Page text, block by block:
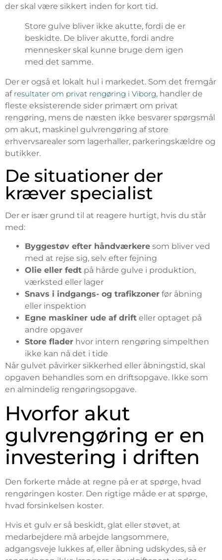
der skal være sikkert inden for kort tid.
Store gulve bliver ikke akutte, fordi de er
beskidte. De bliver akutte, fordi andre
mennesker skal kunne bruge dem igen
med det samme.
Der er også et lokalt hul i markedet. Som det fremgår
af resultater om privat rengøring i Viborg, handler de
fleste eksisterende sider primært om privat
rengøring, mens de næsten ikke besvarer spørgsmål
om akut, maskinel gulvrengøring af store
erhvervsarealer som lagerhaller, parkeringskældre og
butikker.
De situationer der
kræver specialist
Der er især grund til at reagere hurtigt, hvis du står
med:
Byggestøv efter håndværkere som bliver ved
med at rejse sig, selv efter fejning
Olie eller fedt på hårde gulve i produktion,
værksted eller lager
Snavs i indgangs- og trafikzoner før åbning
eller inspektion
Egne maskiner ude af drift eller optaget på
andre opgaver
Store flader hvor intern rengøring simpelthen
ikke kan nå det i tide
Når gulvet påvirker sikkerhed eller åbningstid, skal
opgaven behandles som en driftsopgave. Ikke som
en almindelig rengøringsopgave.
Hvorfor akut
gulvrengøring er en
investering i driften
Den forkerte måde at regne på er at spørge, hvad
rengøringen koster. Den rigtige måde er at spørge,
hvad forsinkelsen koster.
Hvis et gulv er så beskidt, glat eller støvet, at
medarbejdere må arbejde langsommere,
adgangsveje lukkes af, eller åbning udskydes, så er